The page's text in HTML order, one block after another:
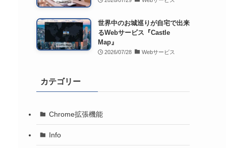
世界中のお城巡りが自宅で出来
るWebサービス『Castle
Map』
2026/07/28 Webサービス
カテゴリー
Chrome拡張機能
Info